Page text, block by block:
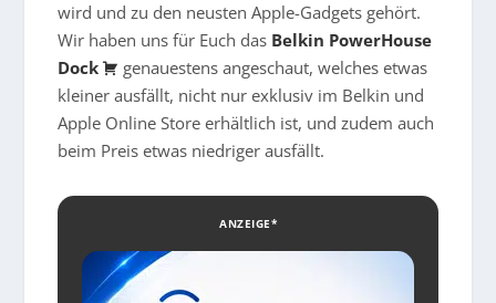
wird und zu den neusten Apple-Gadgets gehört.
Wir haben uns für Euch das Belkin PowerHouse
Dock
genauestens angeschaut, welches etwas
kleiner ausfällt, nicht nur exklusiv im Belkin und
Apple Online Store erhältlich ist, und zudem auch
beim Preis etwas niedriger ausfällt.
ANZEIGE*